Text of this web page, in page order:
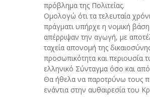
πρόβλημα της Πολιτείας.
Ομολογώ ότι τα τελευταία
πράγματι υπήρχε η νομική
απέρριψαν την αγωγή, με
ταχεία απονομή της
προσωπικότητα και περιουσία
ελληνικό Σύνταγμα όσο και
Θα ήθελα να παροτρύνω τους
ενάντια στην αυθαιρεσία του